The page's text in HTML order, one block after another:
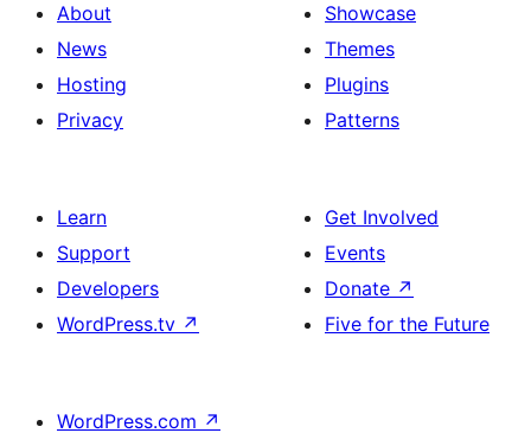
About
News
Hosting
Privacy
Showcase
Themes
Plugins
Patterns
Learn
Support
Developers
WordPress.tv ↗
Get Involved
Events
Donate ↗
Five for the Future
WordPress.com ↗